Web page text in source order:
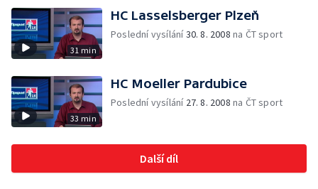
31 min
HC Lasselsberger Plzeň
Poslední vysílání30. 8. 2008 na ČT sport
33 min
HC Moeller Pardubice
Poslední vysílání 27. 8. 2008 na ČT sport
Další díl